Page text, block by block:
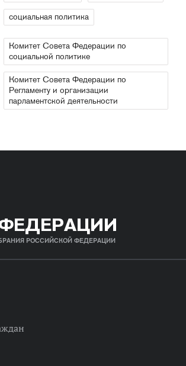
социальная политика
Комитет Совета Федерации по
социальной политике
Комитет Совета Федерации по
Регламенту и организации
парламентской деятельности
РОССИЙСКОЙ ФЕДЕРАЦИИ